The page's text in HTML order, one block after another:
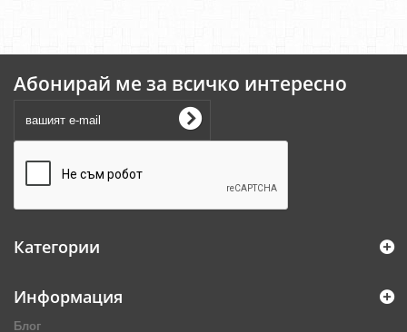
Абонирай ме за всичко интересно
Категории
Информация
Блог